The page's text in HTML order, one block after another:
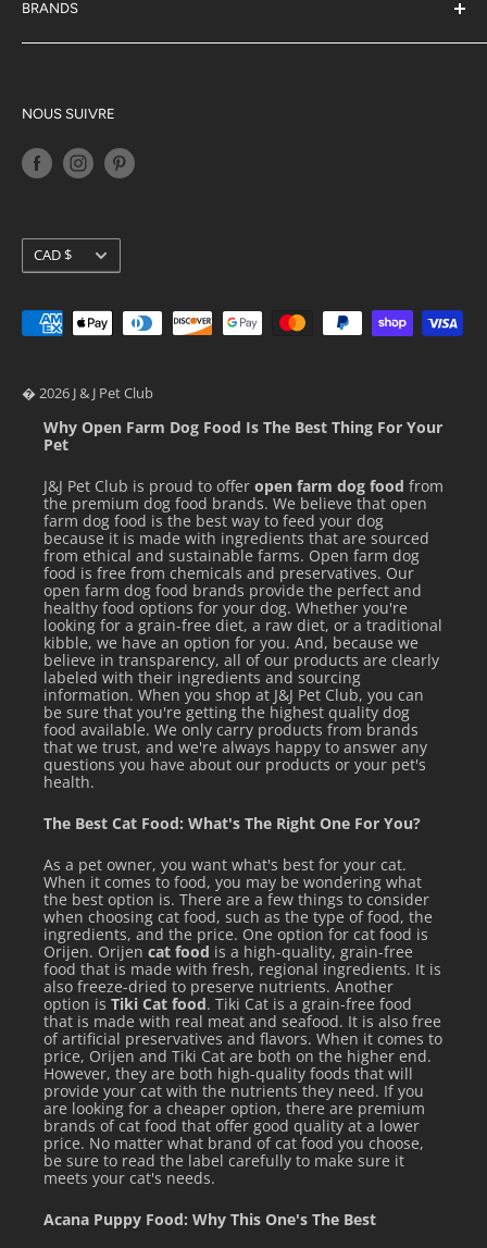
J & J Récompenses
Blog
Politique de retour
BRANDS
Acana
K9 naturel
Mouches
Ziwi Peak
NOUS SUIVRE
Devise
CAD $
� 2026 J & J Pet Club
Why Open Farm Dog Food Is The Best Thing For Your
Pet
J&J Pet Club is proud to offer open farm dog food from
the premium dog food brands. We believe that open
farm dog food is the best way to feed your dog
because it is made with ingredients that are sourced
from ethical and sustainable farms. Open farm dog
food is free from chemicals and preservatives. Our
open farm dog food brands provide the perfect and
healthy food options for your dog. Whether you're
looking for a grain-free diet, a raw diet, or a traditional
kibble, we have an option for you. And, because we
believe in transparency, all of our products are clearly
labeled with their ingredients and sourcing
information. When you shop at J&J Pet Club, you can
be sure that you're getting the highest quality dog
food available. We only carry products from brands
that we trust, and we're always happy to answer any
questions you have about our products or your pet's
health.
The Best Cat Food: What's The Right One For You?
As a pet owner, you want what's best for your cat.
When it comes to food, you may be wondering what
the best option is. There are a few things to consider
when choosing cat food, such as the type of food, the
ingredients, and the price. One option for cat food is
Orijen. Orijen cat food is a high-quality, grain-free
food that is made with fresh, regional ingredients. It is
also freeze-dried to preserve nutrients. Another
option is Tiki Cat food. Tiki Cat is a grain-free food
that is made with real meat and seafood. It is also free
of artificial preservatives and flavors. When it comes to
price, Orijen and Tiki Cat are both on the higher end.
However, they are both high-quality foods that will
provide your cat with the nutrients they need. If you
are looking for a cheaper option, there are premium
brands of cat food that offer good quality at a lower
price. No matter what brand of cat food you choose,
be sure to read the label carefully to make sure it
meets your cat's needs.
Acana Puppy Food: Why This One's The Best